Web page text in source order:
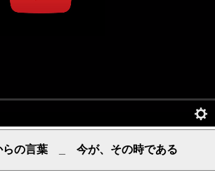
らの言葉 _ 今が、その時である